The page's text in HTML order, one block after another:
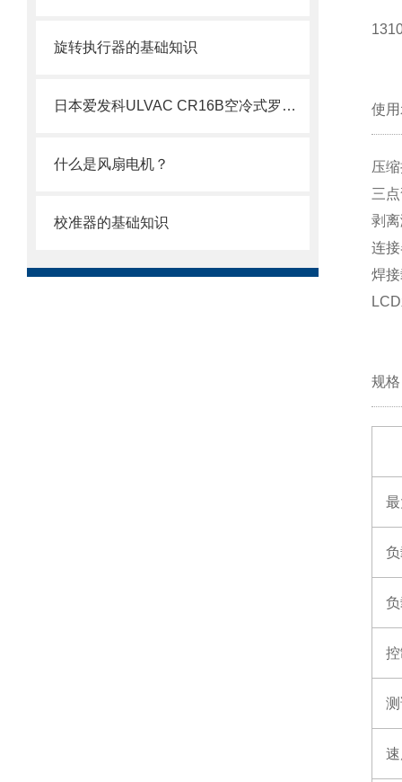
旋转执行器的基础知识
日本爱发科ULVAC CR16B空冷式罗茨型干式真空泵技术介绍
什么是风扇电机？
校准器的基础知识
使
压
三
剥
连
焊
规格